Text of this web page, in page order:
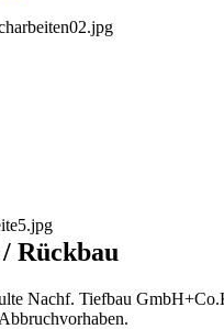
Rückbau
Nachf. Tiefbau